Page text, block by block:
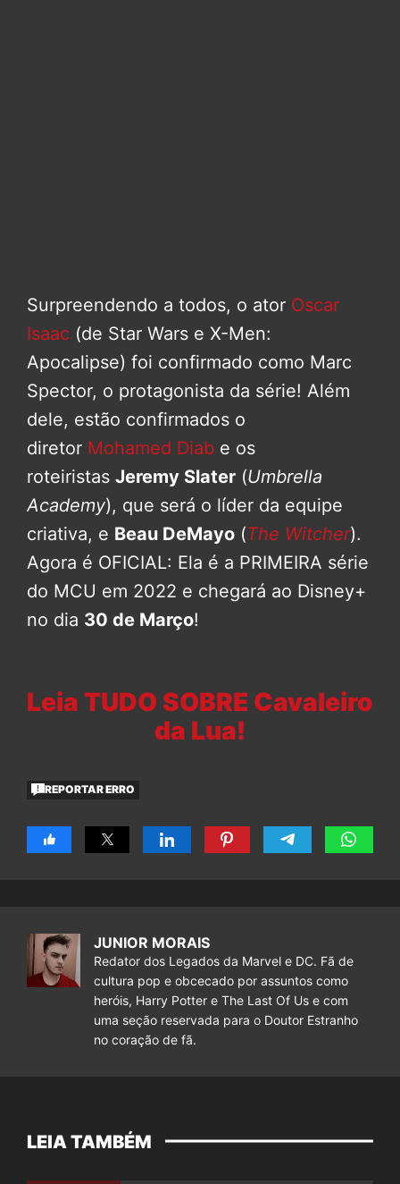
Surpreendendo a todos, o ator Oscar
Isaac (de Star Wars e X-Men:
Apocalipse) foi confirmado como Marc
Spector, o protagonista da série! Além
dele, estão confirmados o
diretor Mohamed Diab e os
roteiristas Jeremy Slater (Umbrella
Academy), que será o líder da equipe
criativa, e Beau DeMayo (The Witcher).
Agora é OFICIAL: Ela é a PRIMEIRA série
do MCU em 2022 e chegará ao Disney+
no dia 30 de Março!
Leia TUDO SOBRE Cavaleiro
da Lua!
REPORTAR ERRO
JUNIOR MORAIS
Redator dos Legados da Marvel e DC. Fã de
cultura pop e obcecado por assuntos como
heróis, Harry Potter e The Last Of Us e com
uma seção reservada para o Doutor Estranho
no coração de fã.
LEIA TAMBÉM